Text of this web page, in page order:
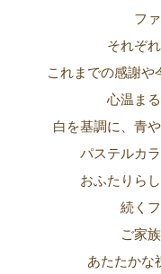
フ
それぞ
これまでの感謝や
心温ま
白を基調に、青
パステルカ
おふたりら
続く
ご家
あたたかな